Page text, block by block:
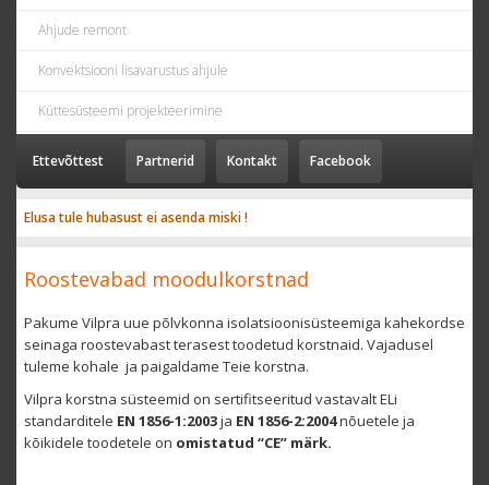
Ahjude remont
Konvektsiooni lisavarustus ahjule
Küttesüsteemi projekteerimine
Ettevõttest Partnerid Kontakt Facebook
Elusa tule hubasust ei asenda miski !
Roostevabad moodulkorstnad
Pakume Vilpra uue põlvkonna isolatsioonisüsteemiga kahekordse
seinaga roostevabast terasest toodetud korstnaid. Vajadusel
tuleme kohale ja paigaldame Teie korstna.
Vilpra korstna süsteemid on sertifitseeritud vastavalt ELi
standarditele EN 1856-1:2003ja EN 1856-2:2004nõuetele ja
kõikidele toodetele on omistatud “CE” märk.